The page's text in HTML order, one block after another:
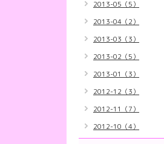
2013-05（5）
2013-04（2）
2013-03（3）
2013-02（5）
2013-01（3）
2012-12（3）
2012-11（7）
2012-10（4）